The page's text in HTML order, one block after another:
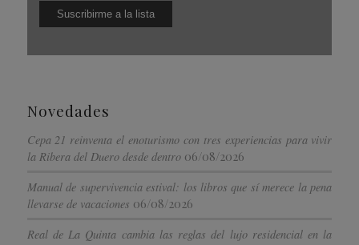
Novedades
Cepa 21 reinventa el enoturismo con tres experiencias para vivir
la Ribera del Duero desde dentro 06/08/2026
Manual de supervivencia estival: los libros que sí merece la pena
llevarse de vacaciones 06/08/2026
Real de La Quinta cambia las reglas del lujo residencial en la